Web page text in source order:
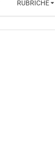
RUBRICHE